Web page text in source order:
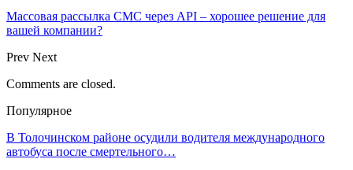
Массовая рассылка СМС через API – хорошее решение для
вашей компании?
Prev Next
Comments are closed.
Популярное
В Толочинском районе осудили водителя международного
автобуса после смертельного…